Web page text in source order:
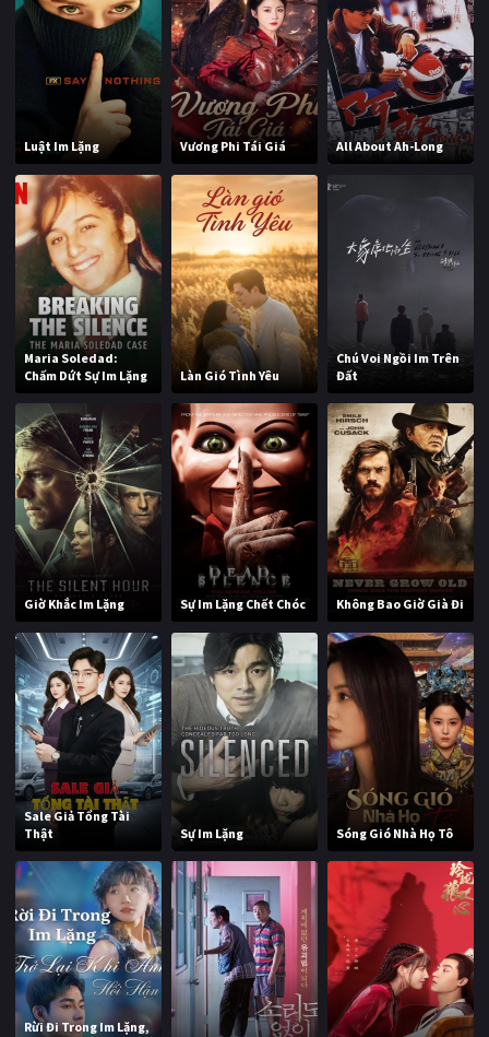
Luật Im Lặng Vương Phi Tái Giá All About Ah-Long
Maria Soledad:
Chấm Dứt Sự Im Lặng
Làn Gió Tình Yêu
Chú Voi Ngồi Im Trên
Đất
Giờ Khắc Im Lặng Sự Im Lặng Chết Chóc Không Bao Giờ Già Đi
Sale Giả Tổng Tài
Thật
Sự Im Lặng Sóng Gió Nhà Họ Tô
Rừi Đi Trong Im Lặng,